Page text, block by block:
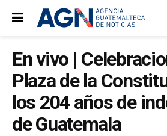
En vivo |
Plaza de la
los 204 años de
de Guatemala